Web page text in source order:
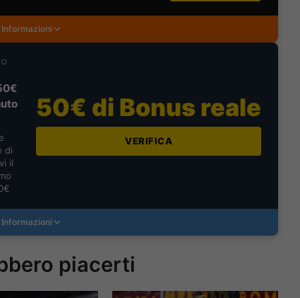
di
il
50€ di Bonus reale
VERIFICA
piacerti